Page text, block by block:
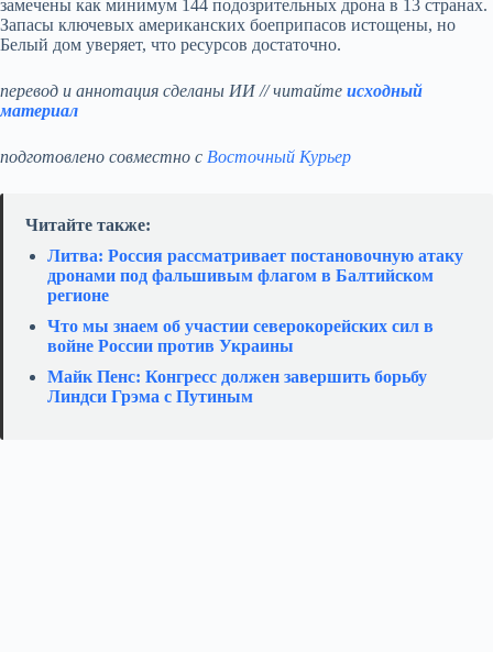
замечены как минимум 144 подозрительных дрона в 13 странах.
Запасы ключевых американских боеприпасов истощены, но
Белый дом уверяет, что ресурсов достаточно.
перевод и аннотация сделаны ИИ // читайте исходный
материал
подготовлено совместно с Восточный Курьер
Читайте также:
Литва: Россия рассматривает постановочную атаку
дронами под фальшивым флагом в Балтийском
регионе
Что мы знаем об участии северокорейских сил в
войне России против Украины
Майк Пенс: Конгресс должен завершить борьбу
Линдси Грэма с Путиным